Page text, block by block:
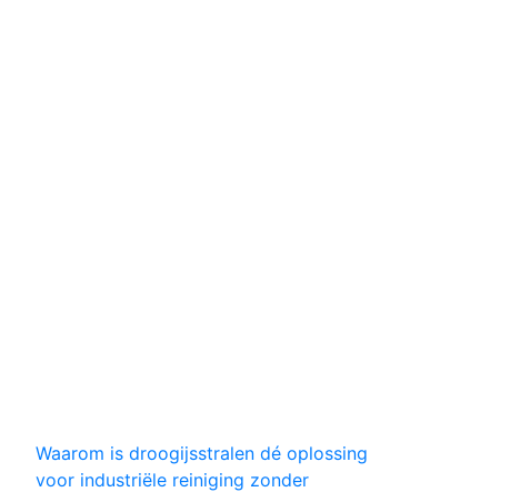
Waarom is droogijsstralen dé oplossing
voor industriële reiniging zonder